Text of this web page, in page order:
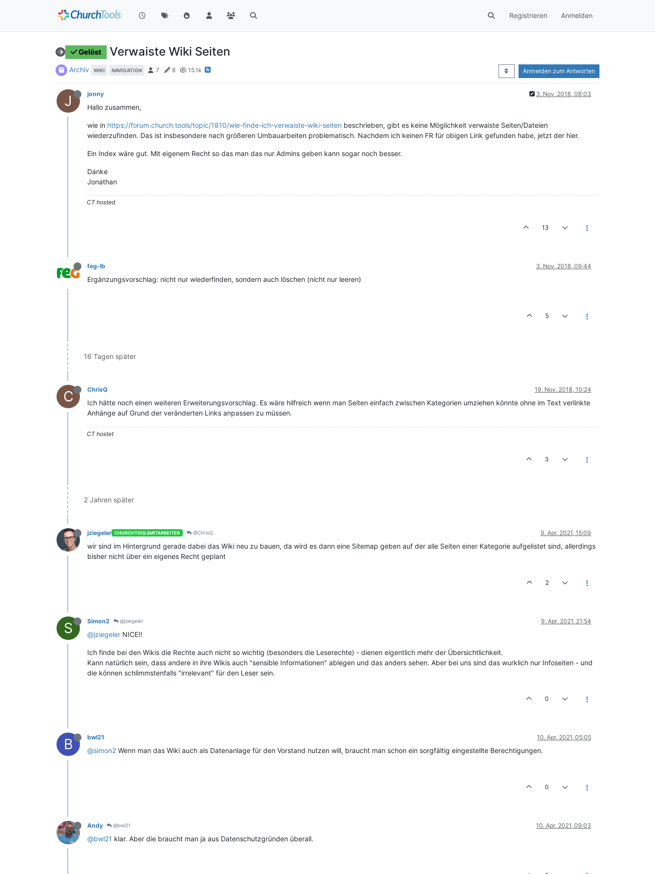
Registrieren Anmelden
Gelöst Verwaiste Wiki Seiten
Archiv WIKI NAVIGATION 7 8 15.1k Anmelden zum Antworten
J jonny 3. Nov. 2018, 08:03
Hallo zusammen,
wie in https://forum.church.tools/topic/1810/wie-finde-ich-verwaiste-wiki-seiten beschrieben, gibt es keine Möglichkeit verwaiste Seiten/Dateien
wiederzufinden. Das ist insbesondere nach größeren Umbauarbeiten problematisch. Nachdem ich keinen FR für obigen Link gefunden habe, jetzt der hier.
Ein Index wäre gut. Mit eigenem Recht so das man das nur Admins geben kann sogar noch besser.
Danke
Jonathan
CT hosted
13
feg-lb 3. Nov. 2018, 09:44
Ergänzungsvorschlag: nicht nur wiederfinden, sondern auch löschen (nicht nur leeren)
5
16 Tagen später
C ChrisQ 19. Nov. 2018, 10:24
Ich hätte noch einen weiteren Erweiterungsvorschlag. Es wäre hilfreich wenn man Seiten einfach zwischen Kategorien umziehen könnte ohne im Text verlinkte
Anhänge auf Grund der veränderten Links anpassen zu müssen.
CT hostet
3
2 Jahren später
jziegeler CHURCHTOOLSMITARBEITER @ChrisQ 9. Apr. 2021, 15:09
wir sind im Hintergrund gerade dabei das Wiki neu zu bauen, da wird es dann eine Sitemap geben auf der alle Seiten einer Kategorie aufgelistet sind, allerdings
bisher nicht über ein eigenes Recht geplant
2
S Simon2 @jziegeler 9. Apr. 2021, 21:54
@jziegeler NICE!!
Ich finde bei den Wikis die Rechte auch nicht so wichtig (besonders die Leserechte) - dienen eigentlich mehr der Übersichtlichkeit.
Kann natürlich sein, dass andere in ihre Wikis auch "sensible Informationen" ablegen und das anders sehen. Aber bei uns sind das wurklich nur Infoseiten - und
die können schlimmstenfalls "irrelevant" für den Leser sein.
0
B bwl21 10. Apr. 2021, 05:05
@simon2 Wenn man das Wiki auch als Datenanlage für den Vorstand nutzen will, braucht man schon ein sorgfältig eingestellte Berechtigungen.
0
Andy @bwl21 10. Apr. 2021, 09:03
@bwl21 klar. Aber die braucht man ja aus Datenschutzgründen überall.